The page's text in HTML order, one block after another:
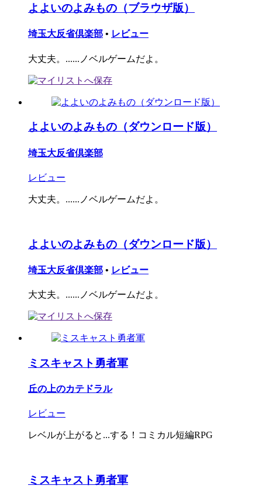
よよいのよみもの（ブラウザ版）
埼玉大反省倶楽部 • レビュー
大丈夫。......ノベルゲームだよ。
よよいのよみもの（ダウンロード版）
埼玉大反省倶楽部
レビュー
大丈夫。......ノベルゲームだよ。
よよいのよみもの（ダウンロード版）
埼玉大反省倶楽部 • レビュー
大丈夫。......ノベルゲームだよ。
ミスキャスト勇者軍
丘の上のカテドラル
レビュー
レベルが上がると...する！コミカル短編RPG
ミスキャスト勇者軍